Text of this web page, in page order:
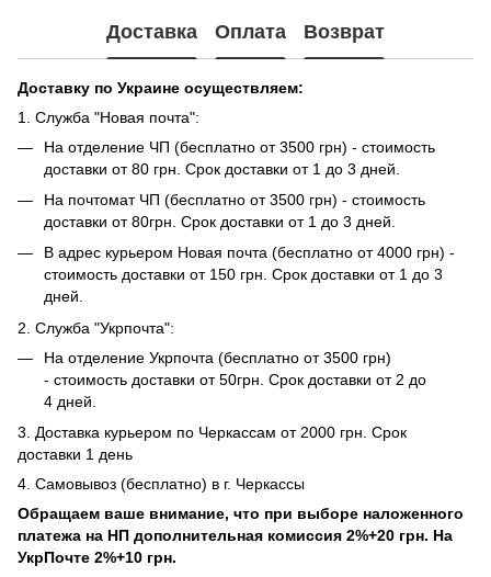
Доставка Оплата Возврат
Доставку по Украине осуществляем:
1. Служба "Новая почта":
На отделение ЧП (бесплатно от 3500 грн) - стоимость
доставки от 80 грн. Срок доставки от 1 до 3 дней.
На почтомат ЧП (бесплатно от 3500 грн) - стоимость
доставки от 80грн. Срок доставки от 1 до 3 дней.
В адрес курьером Новая почта (бесплатно от 4000 грн) -
стоимость доставки от 150 грн. Срок доставки от 1 до 3
дней.
2. Служба "Укрпочта":
На отделение Укрпочта (бесплатно от 3500 грн)
- стоимость доставки от 50грн. Срок доставки от 2 до
4 дней.
3. Доставка курьером по Черкассам от 2000 грн. Срок
доставки 1 день
4. Самовывоз (бесплатно) в г. Черкассы
Обращаем ваше внимание, что при выборе наложенного
платежа на НП дополнительная комиссия 2%+20 грн. На
УкрПочте 2%+10 грн.